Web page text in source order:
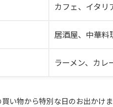
カフェ、イタリ
居酒屋、中華料
ラーメン、カレ
い物から特別な日のお出かけ